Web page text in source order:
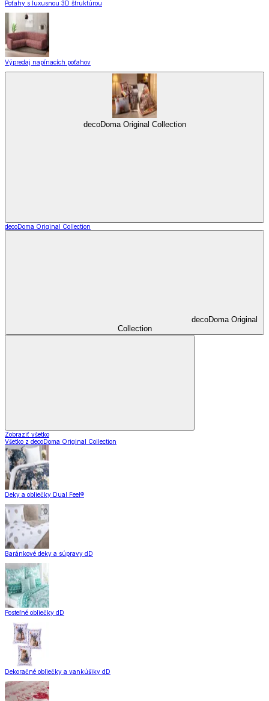
Poťahy s luxusnou 3D štruktúrou
Výpredaj napínacích poťahov
decoDoma Original Collection
decoDoma Original Collection
decoDoma Original
Collection
Zobraziť všetko
Všetko z decoDoma Original Collection
Deky a obliečky Dual Feel®
Baránkové deky a súpravy dD
Posteľné obliečky dD
Dekoračné obliečky a vankúšiky dD